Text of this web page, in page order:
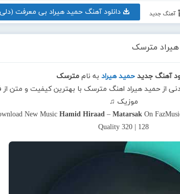
آهنگ جدید دانلود آهنگ حمید هیراد بی معرفت
هیراد مترسک
آهنگ جدید حمید هیرادبه نام مترسک
از حمید هیراد اهنگ مترسک با بهترین کیفیت و متن از
موزیک ♫
New Music Hamid Hiraad– MatarsakOn
Quality 320 | 128